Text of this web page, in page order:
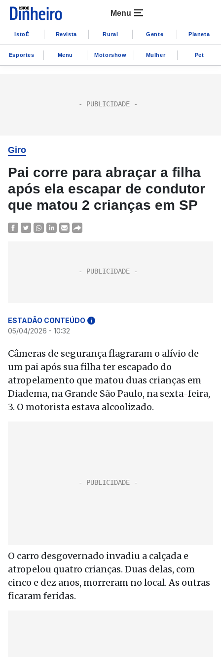
Menu
IstoÉ Revista Rural Gente Planeta
Esportes Menu Motorshow Mulher Pet
Giro
Pai corre para abraçar a filha
após ela escapar de condutor
que matou 2 crianças em SP
ESTADÃO CONTEÚDO i
05/04/2026 - 10:32
Câmeras de segurança flagraram o alívio de
um pai após sua filha ter escapado do
atropelamento que matou duas crianças em
Diadema, na Grande São Paulo, na sexta-feira,
3. O motorista estava alcoolizado.
O carro desgovernado invadiu a calçada e
atropelou quatro crianças. Duas delas, com
cinco e dez anos, morreram no local. As outras
ficaram feridas.